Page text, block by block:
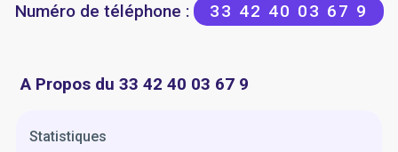
Numéro de téléphone : 33 42 40 03 67 9
A Propos du 33 42 40 03 67 9
Statistiques